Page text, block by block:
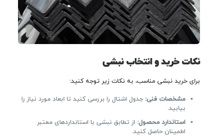
نکات خرید و انتخاب نبشی
برای خرید نبشی مناسب، به نکات زیر توجه کنید:
مشخصات فنی: جدول اشتال را بررسی کنید تا ابعاد مورد نیاز را
بیابید.
استاندارد محصول: از تطابق نبشی با استانداردهای معتبر
اطمینان حاصل کنید.